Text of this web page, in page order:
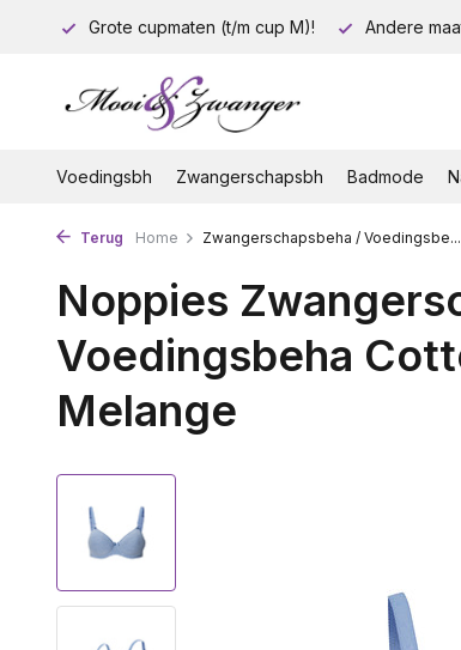
Grote cupmaten (t/m cup M)! Andere
Voedingsbh Zwangerschapsbh Badmode
Terug Home Zwangerschapsbeha / Voedingsbe...
Noppies
Voedingsbeha
Melange